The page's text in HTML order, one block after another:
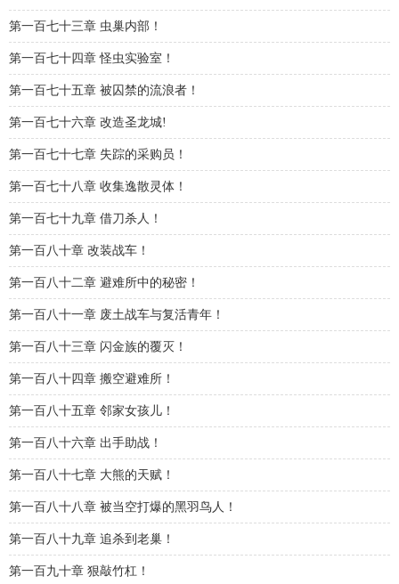
第一百七十三章 虫巢内部！
第一百七十四章 怪虫实验室！
第一百七十五章 被囚禁的流浪者！
第一百七十六章 改造圣龙城!
第一百七十七章 失踪的采购员！
第一百七十八章 收集逸散灵体！
第一百七十九章 借刀杀人！
第一百八十章 改装战车！
第一百八十二章 避难所中的秘密！
第一百八十一章 废土战车与复活青年！
第一百八十三章 闪金族的覆灭！
第一百八十四章 搬空避难所！
第一百八十五章 邻家女孩儿！
第一百八十六章 出手助战！
第一百八十七章 大熊的天赋！
第一百八十八章 被当空打爆的黑羽鸟人！
第一百八十九章 追杀到老巢！
第一百九十章 狠敲竹杠！